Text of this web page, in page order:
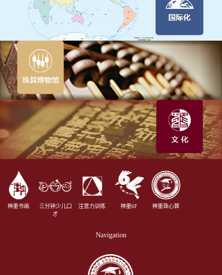
神墨书画
三分钟少儿口
才
注意力训练 神墨6F 神墨珠心算
Navigation